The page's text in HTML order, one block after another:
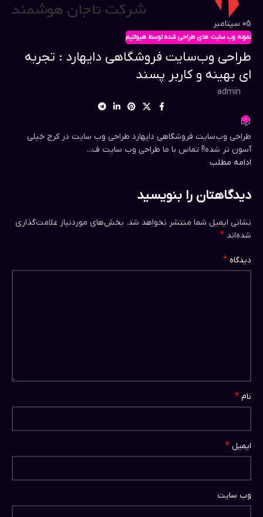
05 سپتامبر
نمونه وب سایت های طراحی شده توسط هیواتیم
طراحی وب‌سایت فروشگاهی دایهارد : تجربه
ای بهینه و کاربر پسند
admin
0
طراحی وب‌سایت فروشگاهی دایهارد طراحی وب سایت در کرج خیلی
آسون تر شده!! تماس با ما طراحی وب سایت ف...
ادامه مطلب
دیدگاهتان را بنویسید
نشانی ایمیل شما منتشر نخواهد شد. بخش‌های موردنیاز علامت‌گذاری
شده‌اند *
دیدگاه *
نام *
ایمیل *
وب‌ سایت